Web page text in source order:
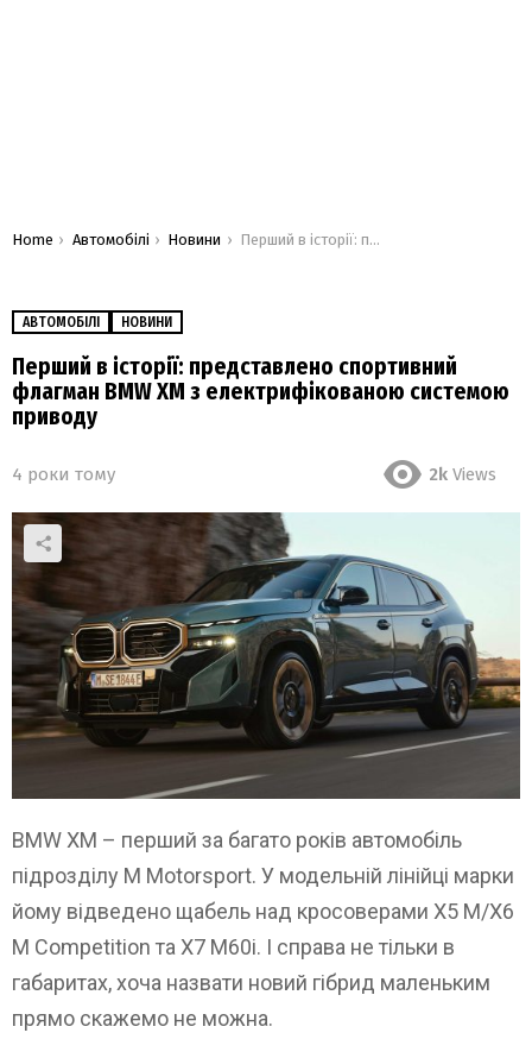
You are here:
Home Автомобілі Новини Перший в історії: представлено спортивний флагман BMW XM з електрифікованою системою приводу
АВТОМОБІЛІ НОВИНИ
Перший в історії: представлено спортивний
флагман BMW XM з електрифікованою системою
приводу
4 роки тому 2k Views
BMW XM – перший за багато років автомобіль
підрозділу M Motorsport. У модельній лінійці марки
йому відведено щабель над кросоверами X5 M/X6
M Competition та X7 M60i. І справа не тільки в
габаритах, хоча назвати новий гібрид маленьким
прямо скажемо не можна.